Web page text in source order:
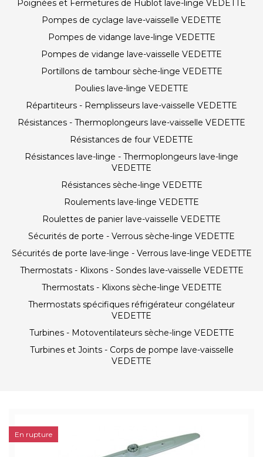
Poignées et Fermetures de Hublot lave-linge VEDETTE
Pompes de cyclage lave-vaisselle VEDETTE
Pompes de vidange lave-linge VEDETTE
Pompes de vidange lave-vaisselle VEDETTE
Portillons de tambour sèche-linge VEDETTE
Poulies lave-linge VEDETTE
Répartiteurs - Remplisseurs lave-vaisselle VEDETTE
Résistances - Thermoplongeurs lave-vaisselle VEDETTE
Résistances de four VEDETTE
Résistances lave-linge - Thermoplongeurs lave-linge
VEDETTE
Résistances sèche-linge VEDETTE
Roulements lave-linge VEDETTE
Roulettes de panier lave-vaisselle VEDETTE
Sécurités de porte - Verrous sèche-linge VEDETTE
Sécurités de porte lave-linge - Verrous lave-linge VEDETTE
Thermostats - Klixons - Sondes lave-vaisselle VEDETTE
Thermostats - Klixons sèche-linge VEDETTE
Thermostats spécifiques réfrigérateur congélateur
VEDETTE
Turbines - Motoventilateurs sèche-linge VEDETTE
Turbines et Joints - Corps de pompe lave-vaisselle
VEDETTE
En rupture